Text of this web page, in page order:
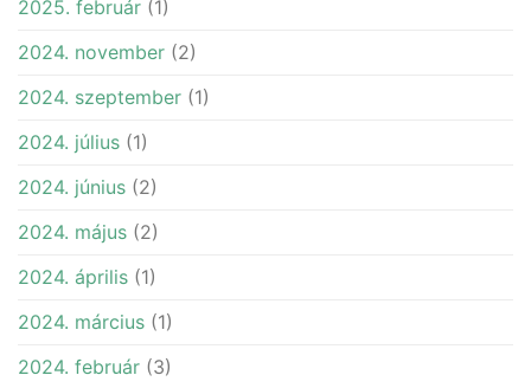
2025. február (1)
2024. november (2)
2024. szeptember (1)
2024. július (1)
2024. június (2)
2024. május (2)
2024. április (1)
2024. március (1)
2024. február (3)